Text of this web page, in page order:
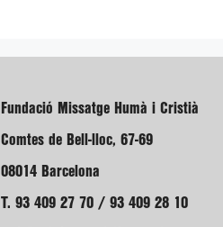
Fundació Missatge Humà i Cristià
Comtes de Bell-lloc, 67-69
08014 Barcelona
T. 93 409 27 70 / 93 409 28 10